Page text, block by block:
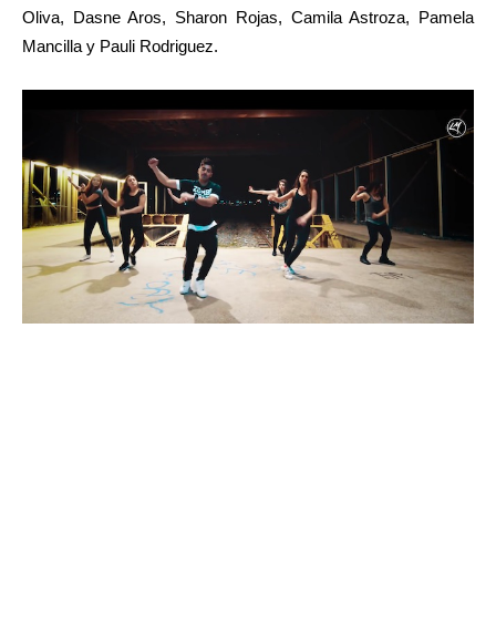
Oliva, Dasne Aros, Sharon Rojas, Camila Astroza, Pamela
Mancilla y Pauli Rodriguez.